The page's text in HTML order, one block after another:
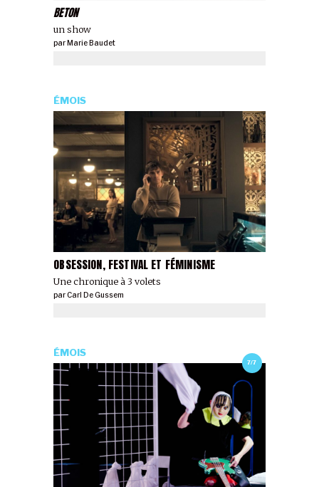
BETON
un show
parMarie Baudet
OBSESSION, FESTIVAL ET FÉMINISME
Une chronique à 3 volets
ÉMOIS
parCarl De Gussem
7/7
ÉMOIS